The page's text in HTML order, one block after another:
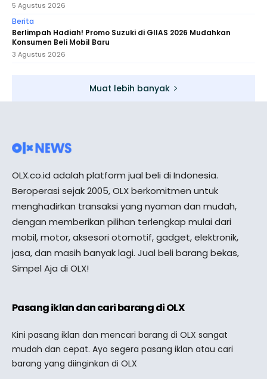
5 Agustus 2026
Berita
Berlimpah Hadiah! Promo Suzuki di GIIAS 2026 Mudahkan
Konsumen Beli Mobil Baru
3 Agustus 2026
Muat lebih banyak
OLX.co.id adalah platform jual beli di Indonesia.
Beroperasi sejak 2005, OLX berkomitmen untuk
menghadirkan transaksi yang nyaman dan mudah,
dengan memberikan pilihan terlengkap mulai dari
mobil, motor, aksesori otomotif, gadget, elektronik,
jasa, dan masih banyak lagi. Jual beli barang bekas,
Simpel Aja di OLX!
Pasang iklan dan cari barang di OLX
Kini pasang iklan dan mencari barang di OLX sangat
mudah dan cepat. Ayo segera pasang iklan atau cari
barang yang diinginkan di OLX